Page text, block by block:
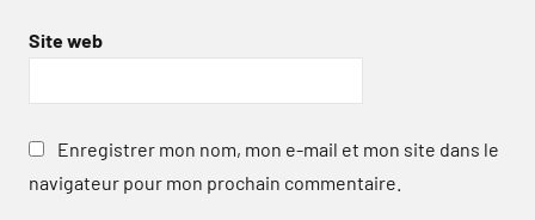
Site web
Enregistrer mon nom, mon e-mail et mon site dans le
navigateur pour mon prochain commentaire.